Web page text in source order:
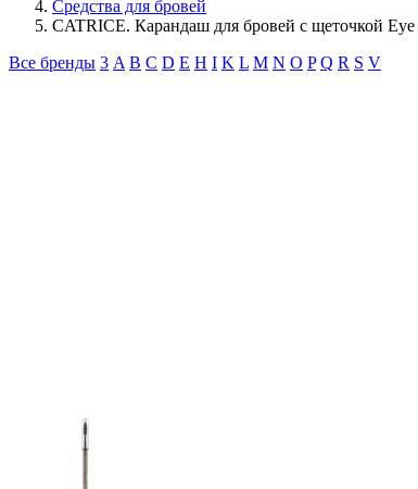
Средства для бровей
CATRICE. Карандаш для бровей с щеточкой
Все бренды 3 A B C D E H I K L M N O P Q R S V